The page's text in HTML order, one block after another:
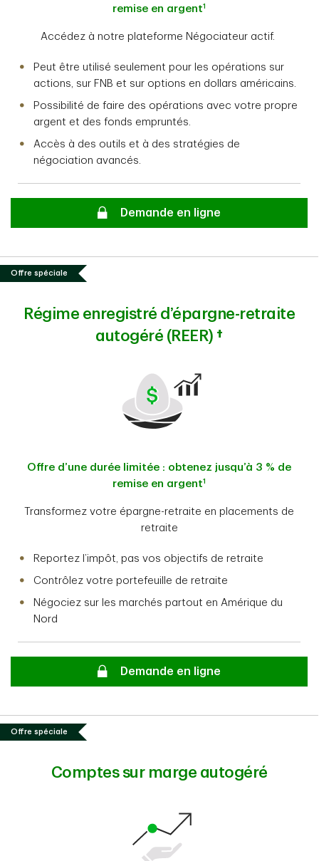
remise en argent1
Accédez à notre plateforme Négociateur actif.
Peut être utilisé seulement pour les opérations sur
actions, sur FNB et sur options en dollars américains.
Possibilité de faire des opérations avec votre propre
argent et des fonds empruntés.
Accès à des outils et à des stratégies de
négociation avancés.
SecureDemande en ligne
Offre spéciale
Régime enregistré d’épargne-retraite
autogéré (REER) †
Offre d’une durée limitée : obtenez jusqu’à 3 % de
remise en argent1
Transformez votre épargne-retraite en placements de
retraite
Reportez l’impôt, pas vos objectifs de retraite
Contrôlez votre portefeuille de retraite
Négociez sur les marchés partout en Amérique du
Nord
SecureDemande en ligne
Offre spéciale
Comptes sur marge autogéré